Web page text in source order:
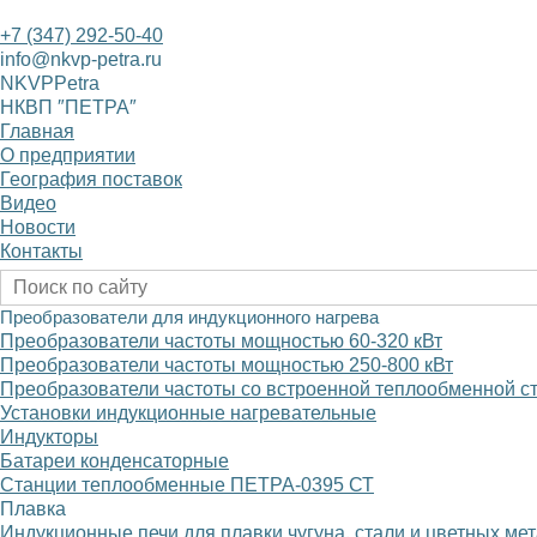
+7 (347) 292-50-40
info@nkvp-petra.ru
NKVPPetra
НКВП ″ПЕТРА″
Главная
О предприятии
География поставок
Видео
Новости
Контакты
Преобразователи для индукционного нагрева
Преобразователи частоты мощностью 60-320 кВт
Преобразователи частоты мощностью 250-800 кВт
Преобразователи частоты со встроенной теплообменной
Установки индукционные нагревательные
Индукторы
Батареи конденсаторные
Станции теплообменные ПЕТРА-0395 СТ
Плавка
Индукционные печи для плавки чугуна, стали и цветных